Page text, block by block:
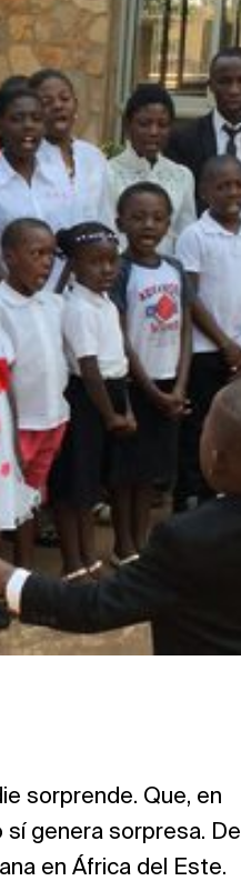
sorprende. Que, en
sí genera sorpresa. De
en África del Este.